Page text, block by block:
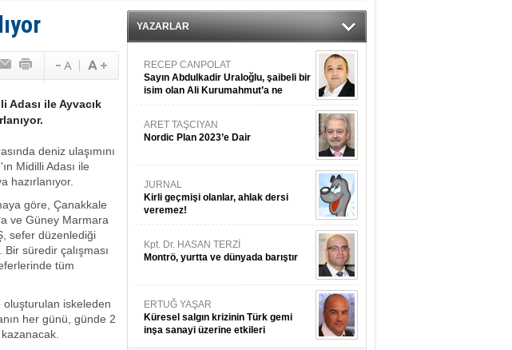
Kurulu Başkanını seçti!
seçti
Adası ile Ayvacık
deniz ulaşımını
Midilli Adası ile
hazırlanıyor.
göre, Çanakkale
ve Güney Marmara
sefer düzenlediği
süredir çalışması
tüm
oluşturulan iskeleden
her günü, günde 2
YAZARLAR
RECEP CANPOLAT
Sayın Abdulkadir Uraloğlu, şaibeli bir
isim olan Ali Kurumahmut’a ne
danışıyorsunuz?
ARET TAŞCIYAN
Nordic Plan 2023’e Dair
JURNAL
Kirli geçmişi olanlar, ahlak dersi
veremez!
Kpt. Dr. HASAN TERZİ
Montrö, yurtta ve dünyada barıştır
ERTUĞ YAŞAR
Küresel salgın krizinin Türk gemi
inşa sanayi üzerine etkileri